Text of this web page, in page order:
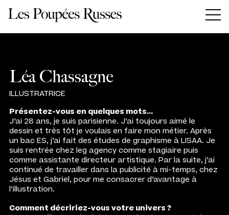
Léa Chassagne
ILLUSTRATRICE
Présentez-vous en quelques mots…
J’ai 28 ans, je suis parisienne. J’ai toujours aimé le
dessin et très tôt je voulais en faire mon métier. Après
un bac ES, j’ai fait des études de graphisme à LISAA. Je
suis rentrée chez leg agency comme stagiaire puis
comme assistante directeur artistique. Par la suite, j’ai
continué de travailler dans la publicité à mi-temps, chez
Jésus et Gabriel, pour me consacrer d’avantage à
l’illustration.
Comment décririez-vous votre univers ?